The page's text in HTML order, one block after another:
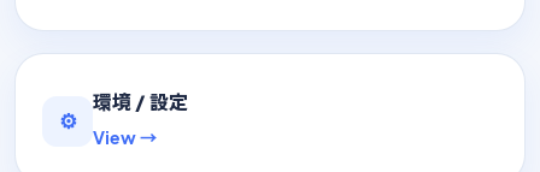
⚙️
環境 / 設定
View →